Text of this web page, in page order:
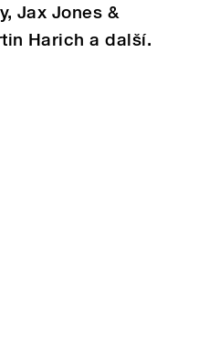
Jax Jones &
Harich a další.